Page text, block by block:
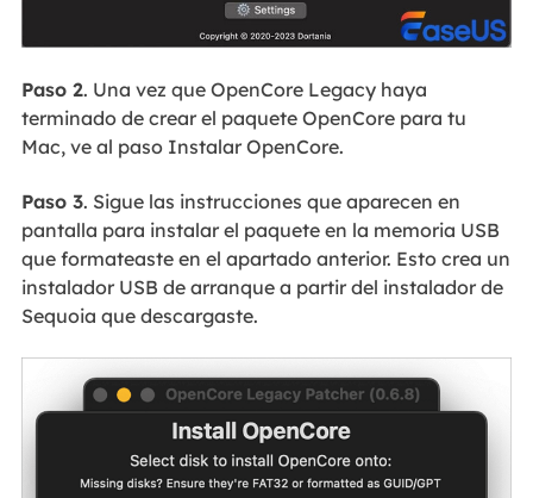
Paso 2. Una vez que OpenCore Legacy haya
terminado de crear el paquete OpenCore para tu
Mac, ve al paso Instalar OpenCore.
Paso 3. Sigue las instrucciones que aparecen en
pantalla para instalar el paquete en la memoria USB
que formateaste en el apartado anterior. Esto crea un
instalador USB de arranque a partir del instalador de
Sequoia que descargaste.